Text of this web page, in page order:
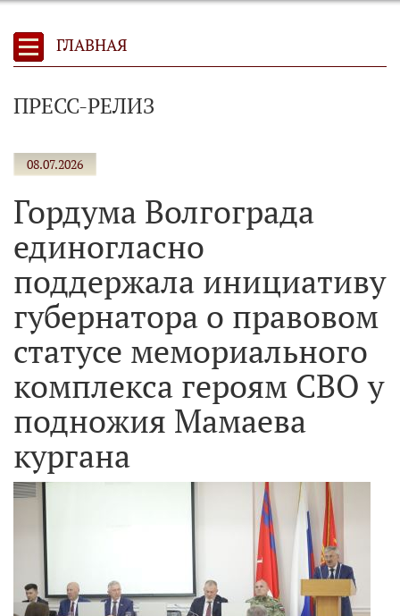
ГЛАВНАЯ
ПРЕСС-РЕЛИЗ
08.07.2026
Гордума Волгограда
единогласно
поддержала инициативу
губернатора о правовом
статусе мемориального
комплекса героям СВО у
подножия Мамаева
кургана